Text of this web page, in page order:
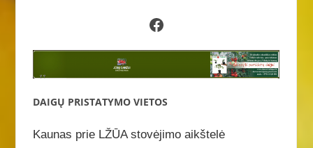
Facebook
DAIGŲ PRISTATYMO VIETOS
Kaunas prie LŽŪA stovėjimo aikštelė